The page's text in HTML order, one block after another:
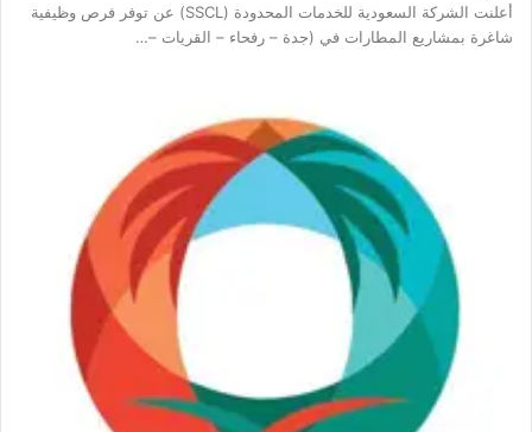
أعلنت الشركة السعودية للخدمات المحدودة (SSCL) عن توفر فرص وظيفية
شاغرة بمشاريع المطارات في (جدة – رفحاء – القريات –…